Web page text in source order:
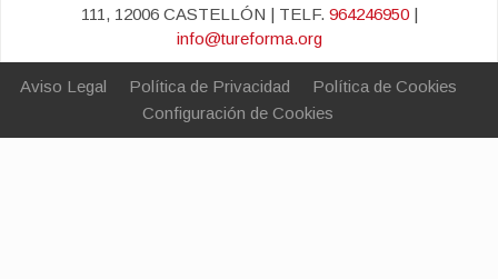
111, 12006 CASTELLÓN | TELF. 964246950|
info@tureforma.org
Aviso Legal Política de Privacidad
Política de Cookies
Configuración de Cookies